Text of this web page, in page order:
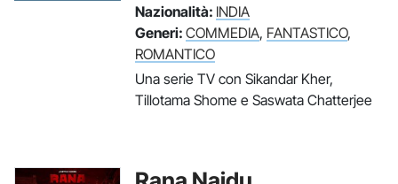
Nazionalità: INDIA
Generi: COMMEDIA, FANTASTICO,
ROMANTICO
Una serie TV con Sikandar Kher,
Tillotama Shome e Saswata Chatterjee